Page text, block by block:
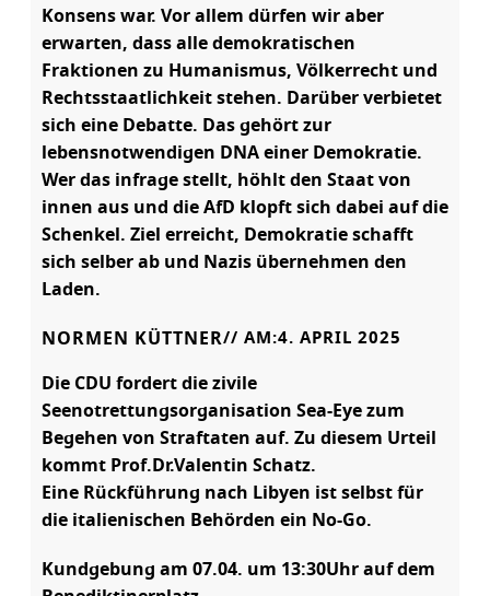
Konsens war. Vor allem dürfen wir aber
erwarten, dass alle demokratischen
Fraktionen zu Humanismus, Völkerrecht und
Rechtsstaatlichkeit stehen. Darüber verbietet
sich eine Debatte. Das gehört zur
lebensnotwendigen DNA einer Demokratie.
Wer das infrage stellt, höhlt den Staat von
innen aus und die AfD klopft sich dabei auf die
Schenkel. Ziel erreicht, Demokratie schafft
sich selber ab und Nazis übernehmen den
Laden.
NORMEN KÜTTNER// AM:4. APRIL 2025
Die CDU fordert die zivile
Seenotrettungsorganisation Sea-Eye zum
Begehen von Straftaten auf. Zu diesem Urteil
kommt Prof.Dr.Valentin Schatz.
Eine Rückführung nach Libyen ist selbst für
die italienischen Behörden ein No-Go.
Kundgebung am 07.04. um 13:30Uhr auf dem